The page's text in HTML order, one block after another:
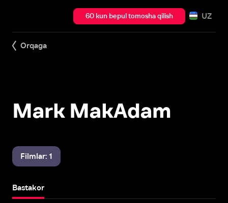
60 kun bepul tomosha qilish UZ
Orqaga
Mark MakAdam
Filmlar: 1
Bastakor